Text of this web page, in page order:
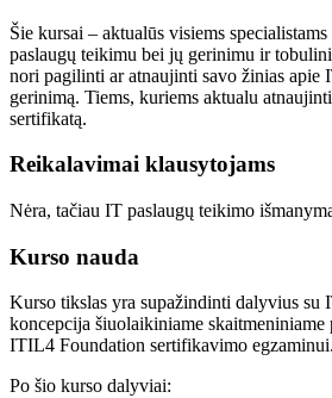
Šie kursai – aktualūs visiems
paslaugų teikimu bei jų gerinimu ir
nori pagilinti ar atnaujinti savo žinias apie
gerinimą. Tiems, kuriems aktualu
sertifikatą.
Reikalavimai klausytojams
Nėra, tačiau IT paslaugų teikimo
Kurso nauda
Kurso tikslas yra supažindinti dalyvius su
koncepcija šiuolaikiniame skaitmeniniame
ITIL4 Foundation sertifikavimo egzaminui.
Po šio kurso dalyviai: